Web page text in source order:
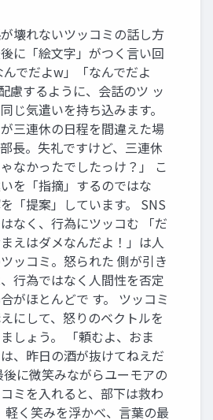
壊れないツッコミの話し方
に「絵文字」がつく言い回
んでだよw」「なんでだよ
慮するように、会話のツ ッ
じ気遣いを持ち込みます。
三連休の日程を間違えた場
長。失礼ですけど、三連休
なかったでしたっけ？」 こ
を「指摘」するのではな
「提案」しています。 SNS
なく、行為にツッコむ 「だ
えはダメなんだよ！」は人
ッコミ。怒られた 側が引き
行為ではなく人間性を否定
がほとんどで す。 ツッコミ
にして、怒りのベクトルを
しょう。 「頼むよ、おま
、昨日の酒が抜けてねえだ
後に微笑みながらユーモアの
ミを入れると、部下は救わ
軽く笑みを浮かべ、言葉の最